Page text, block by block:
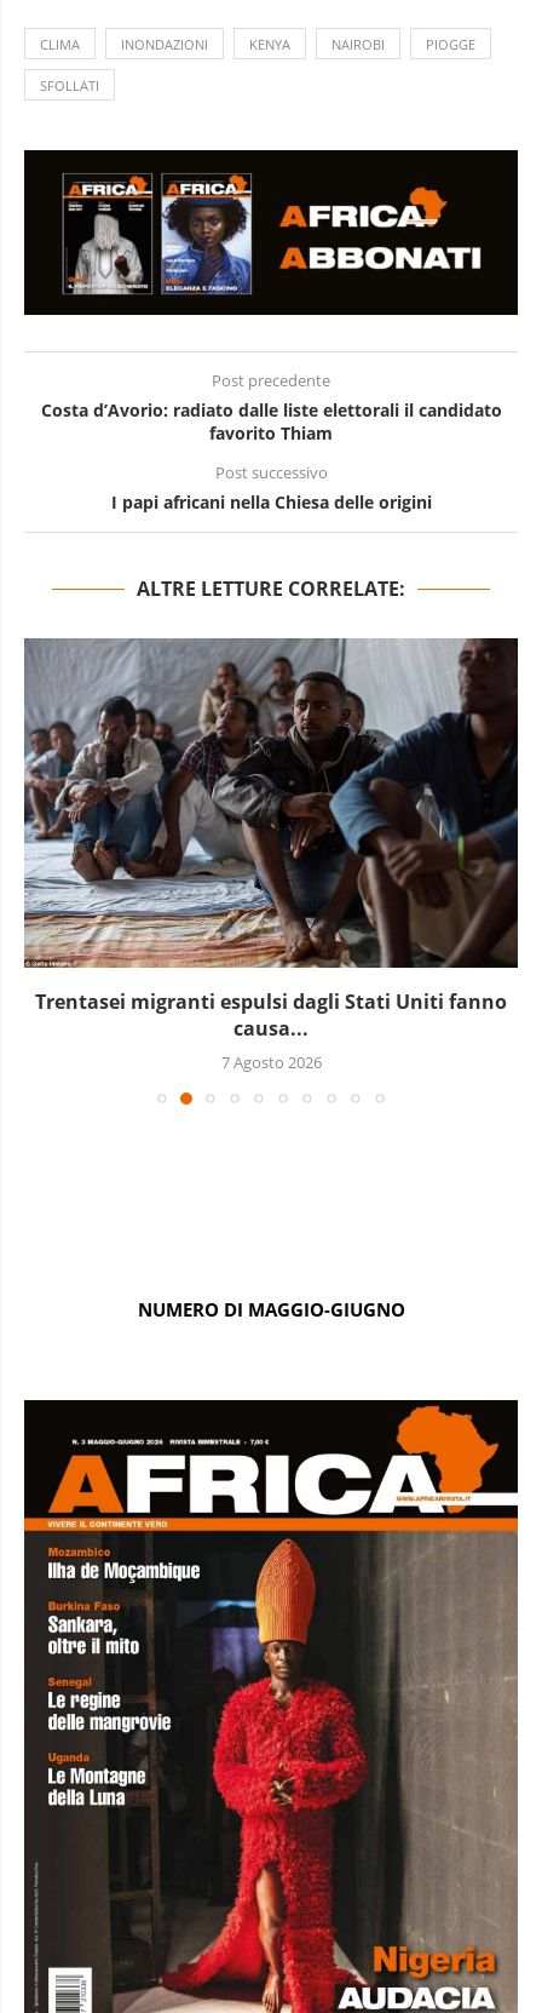
CLIMA INONDAZIONI KENYA NAIROBI PIOGGE
SFOLLATI
Post precedente
Costa d’Avorio: radiato dalle liste elettorali il candidato
favorito Thiam
Post successivo
I papi africani nella Chiesa delle origini
ALTRE LETTURE CORRELATE:
Trentasei migranti espulsi dagli Stati Uniti fanno
causa...
7 Agosto 2026
NUMERO DI MAGGIO-GIUGNO